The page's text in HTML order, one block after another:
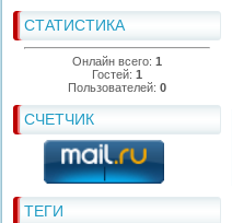
СТАТИСТИКА
Онлайн всего: 1
Гостей: 1
Пользователей: 0
СЧЕТЧИК
ТЕГИ